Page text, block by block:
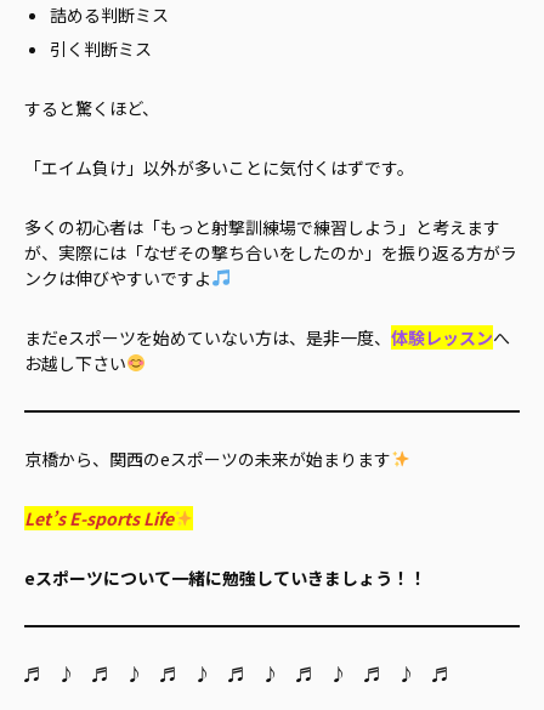
詰める判断ミス
引く判断ミス
すると驚くほど、
「エイム負け」以外が多いことに気付くはずです。
多くの初心者は「もっと射撃訓練場で練習しよう」と考えます
が、実際には「なぜその撃ち合いをしたのか」を振り返る方がラ
ンクは伸びやすいですよ
まだeスポーツを始めていない方は、是非一度、 体験レッスンへ
お越し下さい
京橋から、関西のeスポーツの未来が始まります
Let’s E-sports Life
eスポーツについて一緒に勉強していきましょう！！
♬ ♪ ♬ ♪ ♬ ♪ ♬ ♪ ♬ ♪ ♬ ♪ ♬